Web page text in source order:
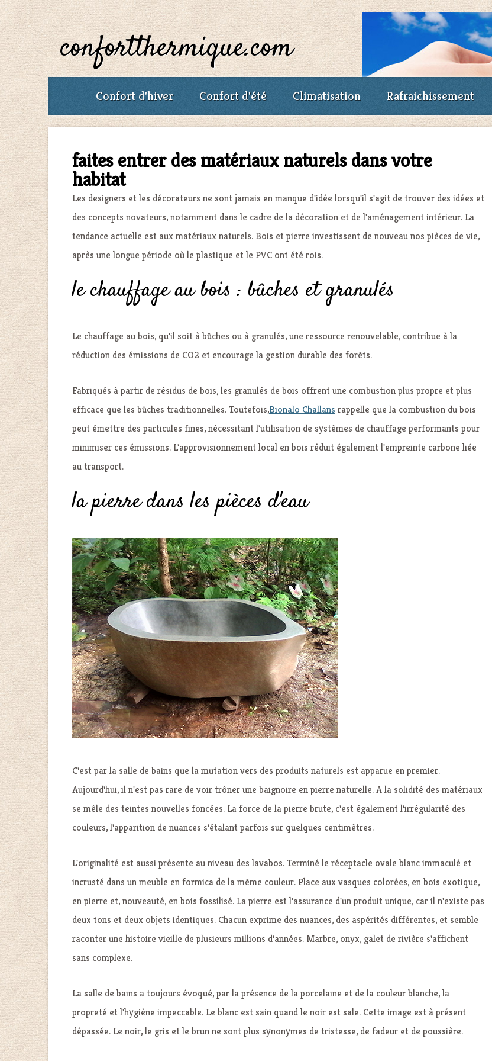
confortthermique.com
Confort d'hiver Confort d'été Climatisation Rafraichissement
faites entrer des matériaux naturels dans votre
habitat
Les designers et les décorateurs ne sont jamais en manque d'idée lorsqu'il s'agit de trouver des idées et
des concepts novateurs, notamment dans le cadre de la décoration et de l'aménagement intérieur. La
tendance actuelle est aux matériaux naturels. Bois et pierre investissent de nouveau nos pièces de vie,
après une longue période où le plastique et le PVC ont été rois.
le chauffage au bois : bûches et granulés
Le chauffage au bois, qu'il soit à bûches ou à granulés, une ressource renouvelable, contribue à la
réduction des émissions de CO2 et encourage la gestion durable des forêts.
Fabriqués à partir de résidus de bois, les granulés de bois offrent une combustion plus propre et plus
efficace que les bûches traditionnelles. Toutefois,Bionalo Challans rappelle que la combustion du bois
peut émettre des particules fines, nécessitant l'utilisation de systèmes de chauffage performants pour
minimiser ces émissions. L'approvisionnement local en bois réduit également l'empreinte carbone liée
au transport.
la pierre dans les pièces d'eau
C'est par la salle de bains que la mutation vers des produits naturels est apparue en premier.
Aujourd'hui, il n'est pas rare de voir trôner une baignoire en pierre naturelle. A la solidité des matériaux
se mêle des teintes nouvelles foncées. La force de la pierre brute, c'est également l'irrégularité des
couleurs, l'apparition de nuances s'étalant parfois sur quelques centimètres.
L'originalité est aussi présente au niveau des lavabos. Terminé le réceptacle ovale blanc immaculé et
incrusté dans un meuble en formica de la même couleur. Place aux vasques colorées, en bois exotique,
en pierre et, nouveauté, en bois fossilisé. La pierre est l'assurance d'un produit unique, car il n'existe pas
deux tons et deux objets identiques. Chacun exprime des nuances, des aspérités différentes, et semble
raconter une histoire vieille de plusieurs millions d'années. Marbre, onyx, galet de rivière s'affichent
sans complexe.
La salle de bains a toujours évoqué, par la présence de la porcelaine et de la couleur blanche, la
propreté et l'hygiène impeccable. Le blanc est sain quand le noir est sale. Cette image est à présent
dépassée. Le noir, le gris et le brun ne sont plus synonymes de tristesse, de fadeur et de poussière.